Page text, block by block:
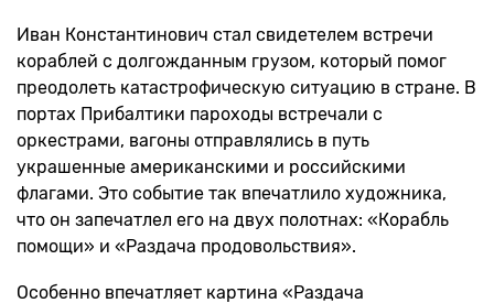
Иван Константинович стал свидетелем встречи
кораблей с долгожданным грузом, который помог
преодолеть катастрофическую ситуацию в стране. В
портах Прибалтики пароходы встречали с
оркестрами, вагоны отправлялись в путь
украшенные американскими и российскими
флагами. Это событие так впечатлило художника,
что он запечатлел его на двух полотнах: «Корабль
помощи» и «Раздача продовольствия».
Особенно впечатляет картина «Раздача